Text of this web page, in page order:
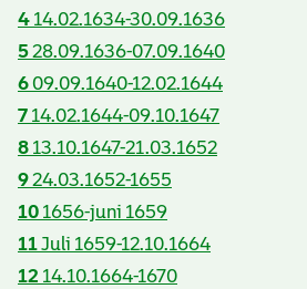
4 14.02.1634-30.09.1636
528.09.1636-07.09.1640
609.09.1640-12.02.1644
7 14.02.1644-09.10.1647
8 13.10.1647-21.03.1652
924.03.1652-1655
10 1656-juni 1659
11Juli 1659-12.10.1664
12 14.10.1664-1670